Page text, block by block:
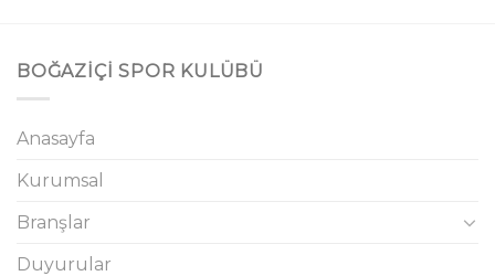
BOĞAZIÇI SPOR KULÜBÜ
Anasayfa
Kurumsal
Branşlar
Duyurular